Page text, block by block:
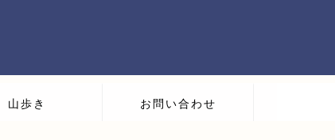
山歩き お問い合わせ